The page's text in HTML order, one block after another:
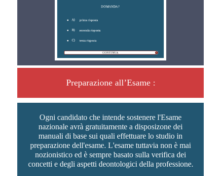
Preparazione all’Esame :
Ogni candidato che intende sostenere l'Esame
nazionale avrà gratuitamente a disposizone dei
manuali di base sui quali effettuare lo studio in
preparazione dell'esame. L'esame tuttavia non è mai
nozionistico ed è sempre basato sulla verifica dei
concetti e degli aspetti deontologici della professione.